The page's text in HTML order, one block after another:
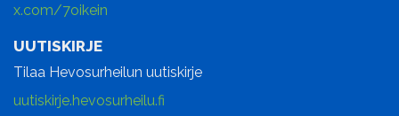
x.com/7oikein
UUTISKIRJE
Tilaa Hevosurheilun uutiskirje
uutiskirje.hevosurheilu.fi